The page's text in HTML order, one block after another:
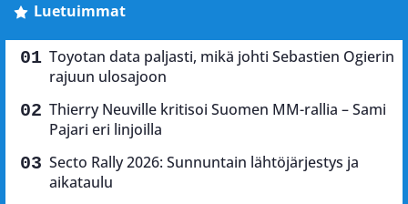
Luetuimmat
Toyotan data paljasti, mikä johti Sebastien Ogierin
rajuun ulosajoon
Thierry Neuville kritisoi Suomen MM-rallia – Sami
Pajari eri linjoilla
Secto Rally 2026: Sunnuntain lähtöjärjestys ja
aikataulu